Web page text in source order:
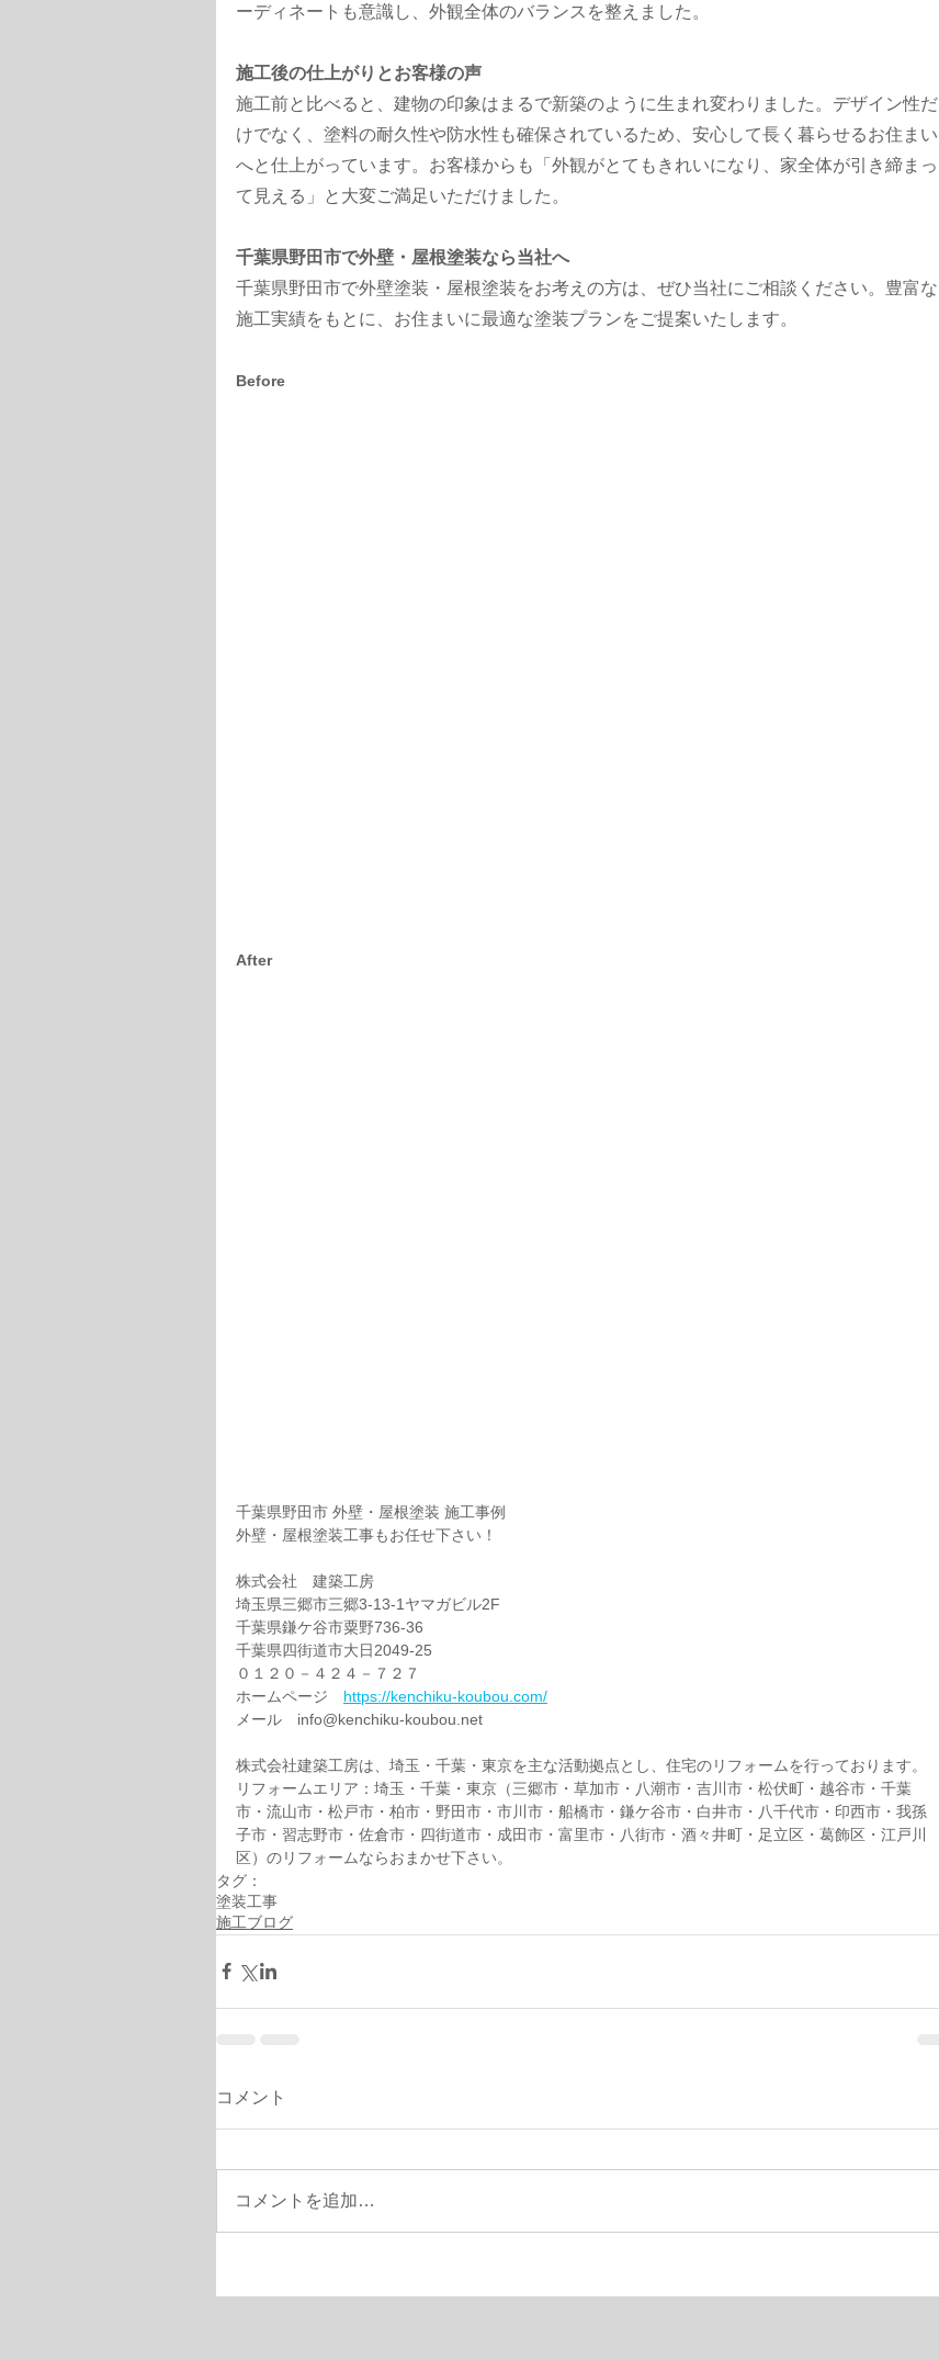
ーディネートも意識し、外観全体のバランスを整えました。
施工後の仕上がりとお客様の声
施工前と比べると、建物の印象はまるで新築のように生まれ変わりました。デザイン性だ
けでなく、塗料の耐久性や防水性も確保されているため、安心して長く暮らせるお住まい
へと仕上がっています。お客様からも「外観がとてもきれいになり、家全体が引き締まっ
て見える」と大変ご満足いただけました。
千葉県野田市で外壁・屋根塗装なら当社へ
千葉県野田市で外壁塗装・屋根塗装をお考えの方は、ぜひ当社にご相談ください。豊富な
施工実績をもとに、お住まいに最適な塗装プランをご提案いたします。
Before
After
千葉県野田市 外壁・屋根塗装 施工事例
外壁・屋根塗装工事もお任せ下さい！
株式会社　建築工房
埼玉県三郷市三郷3-13-1ヤマガビル2F
千葉県鎌ケ谷市粟野736-36
千葉県四街道市大日2049-25
０１２０－４２４－７２７
ホームページ https://kenchiku-koubou.com/
メール　info@kenchiku-koubou.net
株式会社建築工房は、埼玉・千葉・東京を主な活動拠点とし、住宅のリフォームを行っております。
リフォームエリア：埼玉・千葉・東京（三郷市・草加市・八潮市・吉川市・松伏町・越谷市・千葉
市・流山市・松戸市・柏市・野田市・市川市・船橋市・鎌ケ谷市・白井市・八千代市・印西市・我孫
子市・習志野市・佐倉市・四街道市・成田市・富里市・八街市・酒々井町・足立区・葛飾区・江戸川
区）のリフォームならおまかせ下さい。
タグ：
塗装工事
施工ブログ
コメント
コメントを追加…